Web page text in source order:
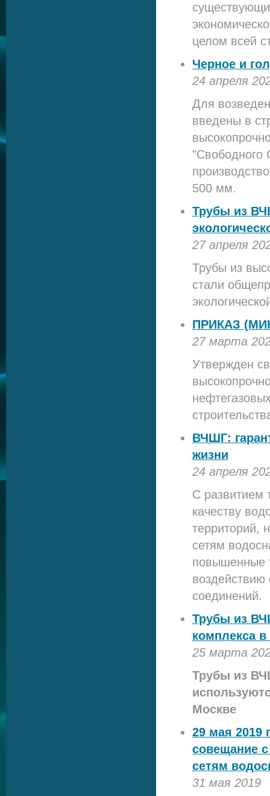
целом всей
Черное и
24 апреля
Для
введены в
"Свободного
500 мм.
Трубы из
27 апреля
Трубы из
стали
ПРИКАЗ
27 марта
Утвержден
ВЧШГ:
жизни
24 апреля
С развитием
качеству
территорий,
сетям
повышенные
воздействию
соединений.
Трубы из
комплекса
25 марта
Трубы из
Москве
29 мая 2019
совещание с
сетям
31 мая 2019